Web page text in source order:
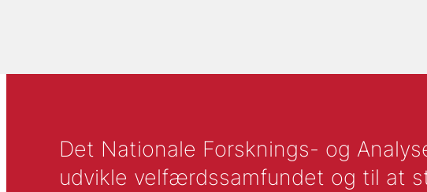
Det Nationale Forsknings- og
udvikle velfærdssamfundet og til at